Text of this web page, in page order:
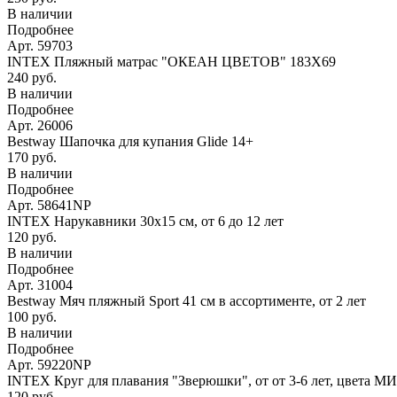
В наличии
Подробнее
Арт. 59703
INTEX Пляжный матрас "ОКЕАН ЦВЕТОВ" 183Х69
240 руб.
В наличии
Подробнее
Арт. 26006
Bestway Шапочка для купания Glide 14+
170 руб.
В наличии
Подробнее
Арт. 58641NP
INTEX Нарукавники 30х15 см, от 6 до 12 лет
120 руб.
В наличии
Подробнее
Арт. 31004
Bestway Мяч пляжный Sport 41 см в ассортименте, от 2 лет
100 руб.
В наличии
Подробнее
Арт. 59220NP
INTEX Круг для плавания "Зверюшки", от от 3-6 лет, цвета